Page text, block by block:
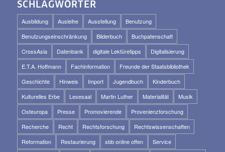
SCHLAGWÖRTER
Ausbildung Ausleihe Ausstellung
Benutzung
Benutzungseinschränkung
Bilderbuch
Buchpatenschaft
CrossAsia
Datenbank digitale Lektüretipps
Digitalisierung
E.T.A. Hoffmann
Fachinformation
Freunde der Staatsbibliothek
Geschichte
Hinweis Import Jugendbuch
Kinderbuch
Kulturelles Erbe
Lesesaal Martin Luther Materialität
Musik
Osteuropa
Presse Promovierende
Provenienzforschung
Recherche
Recht Rechtsforschung
Rechtswissenschaften
Reformation
Restaurierung sbb online offen
Service